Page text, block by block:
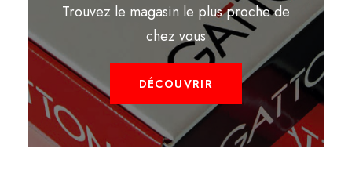
Trouvez le magasin le plus proche de
chez vous
DÉCOUVRIR